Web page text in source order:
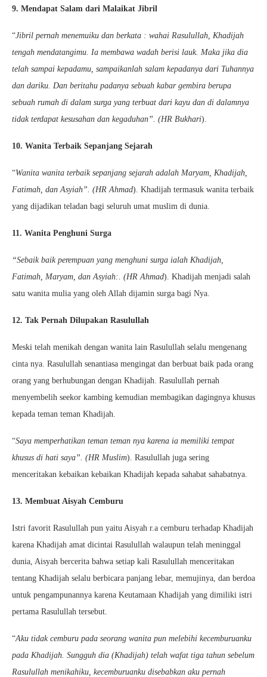
9. Mendapat Salam dari Malaikat Jibril
“Jibril pernah menemuiku dan berkata : wahai Rasulullah, Khadijah
tengah mendatangimu. Ia membawa wadah berisi lauk. Maka jika dia
telah sampai kepadamu, sampaikanlah salam kepadanya dari Tuhannya
dan dariku. Dan beritahu padanya sebuah kabar gembira berupa
sebuah rumah di dalam surga yang terbuat dari kayu dan di dalamnya
tidak terdapat kesusahan dan kegaduhan”. (HR Bukhari).
10. Wanita Terbaik Sepanjang Sejarah
“Wanita wanita terbaik sepanjang sejarah adalah Maryam, Khadijah,
Fatimah, dan Asyiah”. (HR Ahmad). Khadijah termasuk wanita terbaik
yang dijadikan teladan bagi seluruh umat muslim di dunia.
11. Wanita Penghuni Surga
“Sebaik baik perempuan yang menghuni surga ialah Khadijah,
Fatimah, Maryam, dan Asyiah:. (HR Ahmad). Khadijah menjadi salah
satu wanita mulia yang oleh Allah dijamin surga bagi Nya.
12. Tak Pernah Dilupakan Rasulullah
Meski telah menikah dengan wanita lain Rasulullah selalu mengenang
cinta nya. Rasulullah senantiasa mengingat dan berbuat baik pada orang
orang yang berhubungan dengan Khadijah. Rasulullah pernah
menyembelih seekor kambing kemudian membagikan dagingnya khusus
kepada teman teman Khadijah.
“Saya memperhatikan teman teman nya karena ia memiliki tempat
khusus di hati saya”. (HR Muslim). Rasulullah juga sering
menceritakan kebaikan kebaikan Khadijah kepada sahabat sahabatnya.
13. Membuat Aisyah Cemburu
Istri favorit Rasulullah pun yaitu Aisyah r.a cemburu terhadap Khadijah
karena Khadijah amat dicintai Rasulullah walaupun telah meninggal
dunia, Aisyah bercerita bahwa setiap kali Rasulullah menceritakan
tentang Khadijah selalu berbicara panjang lebar, memujinya, dan berdoa
untuk pengampunannya karena Keutamaan Khadijah yang dimiliki istri
pertama Rasulullah tersebut.
“Aku tidak cemburu pada seorang wanita pun melebihi kecemburuanku
pada Khadijah. Sungguh dia (Khadijah) telah wafat tiga tahun sebelum
Rasulullah menikahiku, kecemburuanku disebabkan aku pernah